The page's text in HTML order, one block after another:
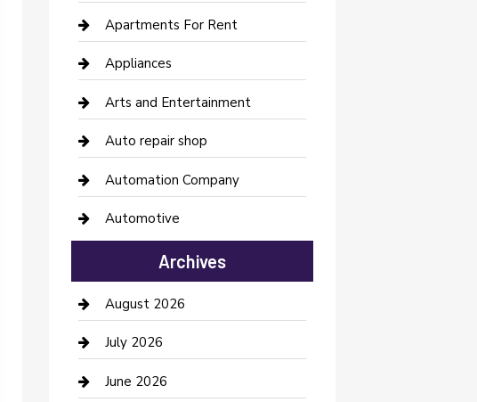
Apartments For Rent
Appliances
Arts and Entertainment
Auto repair shop
Automation Company
Automotive
Automotive Services
Bail bonds service
barber shops
Bathroom Remodeling
Archives
August 2026
July 2026
June 2026